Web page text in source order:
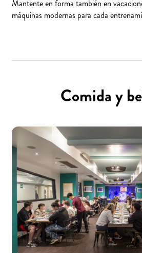
Mantente en forma también en
máquinas modernas para cada
Comida y